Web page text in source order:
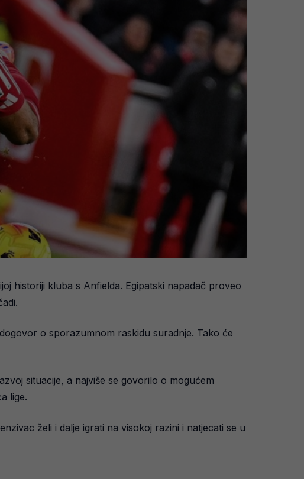
historiji kluba s Anfielda. Egipatski napadač proveo
o sporazumnom raskidu suradnje. Tako će
situacije, a najviše se govorilo o mogućem
lige.
želi i dalje igrati na visokoj razini i natjecati se u